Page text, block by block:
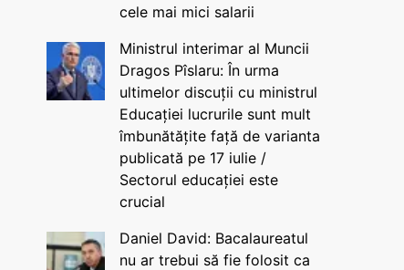
cele mai mici salarii
Ministrul interimar al Muncii
Dragos Pîslaru: În urma
ultimelor discuții cu ministrul
Educației lucrurile sunt mult
îmbunătățite față de varianta
publicată pe 17 iulie /
Sectorul educației este
crucial
Daniel David: Bacalaureatul
nu ar trebui să fie folosit ca